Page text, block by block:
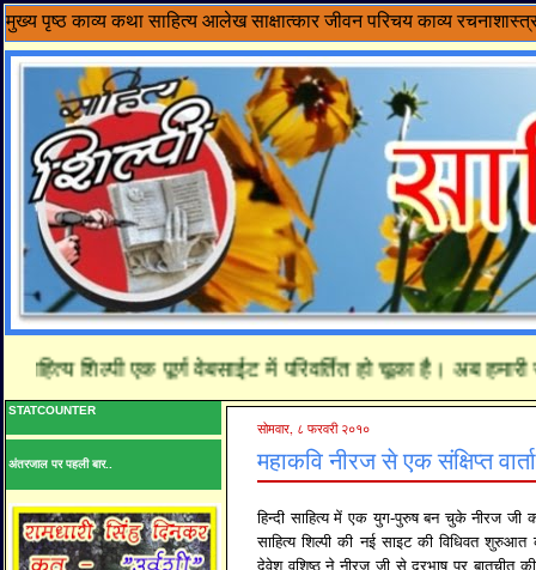
मुख्य पृष्ठ काव्य कथा साहित्य आलेख साक्षात्कार जीवन परिचय काव्य
शिल्पी एक पूर्ण वेबसाईट में परिवर्तित हो चूका है। अब
STATCOUNTER
अंतरजाल पर पहली बार..
सोमवार, ८ फरवरी २०१०
महाकवि नीरज से एक संक्षिप्त
हिन्दी साहित्य में एक युग-पुरुष बन चुके नीरज
साहित्य शिल्पी की नई साइट की विधिवत
देवेश वशिष्ठ ने नीरज जी से दूरभाष पर बातचीत